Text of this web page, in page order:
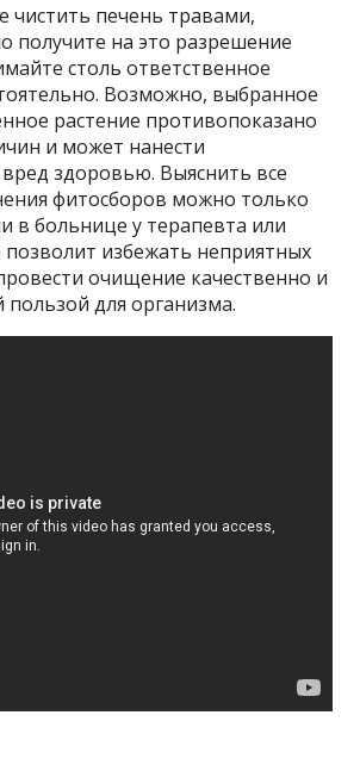
чистить печень травами,
получите на это разрешение
столь ответственное
Возможно, выбранное
растение противопоказано
и может нанести
здоровью. Выяснить все
фитосборов можно только
в больнице у терапевта или
позволит избежать неприятных
очищение качественно и
для организма.